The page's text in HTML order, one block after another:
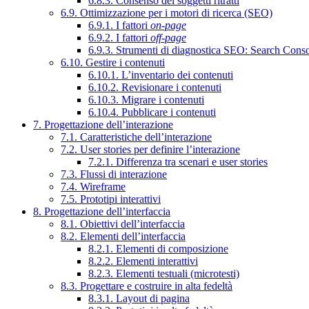
6.9. Ottimizzazione per i motori di ricerca (SEO)
6.9.1. I fattori on-page
6.9.2. I fattori off-page
6.9.3. Strumenti di diagnostica SEO: Search
6.10. Gestire i contenuti
6.10.1. L’inventario dei contenuti
6.10.2. Revisionare i contenuti
6.10.3. Migrare i contenuti
6.10.4. Pubblicare i contenuti
7. Progettazione dell’interazione
7.1. Caratteristiche dell’interazione
7.2. User stories per definire l’interazione
7.2.1. Differenza tra scenari e user stories
7.3. Flussi di interazione
7.4. Wireframe
7.5. Prototipi interattivi
8. Progettazione dell’interfaccia
8.1. Obiettivi dell’interfaccia
8.2. Elementi dell’interfaccia
8.2.1. Elementi di composizione
8.2.2. Elementi interattivi
8.2.3. Elementi testuali (microtesti)
8.3. Progettare e costruire in alta fedeltà
8.3.1. Layout di pagina